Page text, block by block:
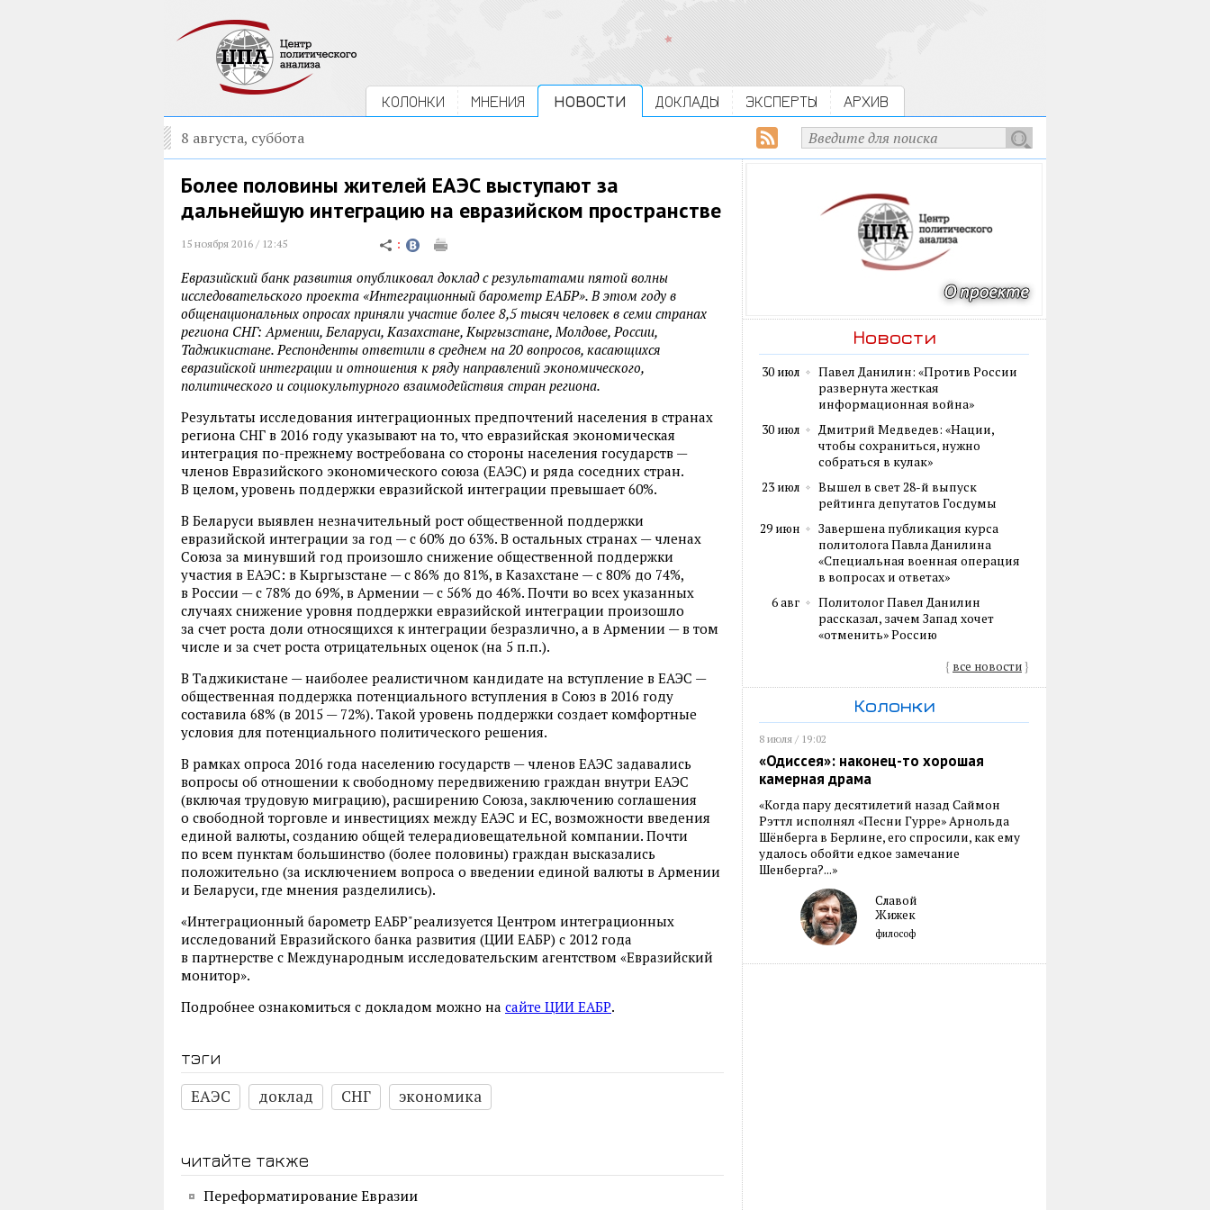
КОЛОНКИ МНЕНИЯ НОВОСТИ ДОКЛАДЫ ЭКСПЕРТЫ АРХИВ
8 августа, суббота
Более половины жителей ЕАЭС выступают за
дальнейшую интеграцию на евразийском пространстве
15 ноября 2016 / 12:45
Евразийский банк развития опубликовал доклад с результатами пятой волны
исследовательского проекта «Интеграционный барометр ЕАБР». В этом году в
общенациональных опросах приняли участие более 8,5 тысяч человек в семи странах
региона СНГ: Армении, Беларуси, Казахстане, Кыргызстане, Молдове, России,
Таджикистане. Респонденты ответили в среднем на 20 вопросов, касающихся
евразийской интеграции и отношения к ряду направлений экономического,
политического и социокультурного взаимодействия стран региона.
Результаты исследования интеграционных предпочтений населения в странах
региона СНГ в 2016 году указывают на то, что евразийская экономическая
интеграция по-прежнему востребована со стороны населения государств —
членов Евразийского экономического союза (ЕАЭС) и ряда соседних стран.
В целом, уровень поддержки евразийской интеграции превышает 60%.
В Беларуси выявлен незначительный рост общественной поддержки
евразийской интеграции за год — с 60% до 63%. В остальных странах — членах
Союза за минувший год произошло снижение общественной поддержки
участия в ЕАЭС: в Кыргызстане — с 86% до 81%, в Казахстане — с 80% до 74%,
в России — с 78% до 69%, в Армении — с 56% до 46%. Почти во всех указанных
случаях снижение уровня поддержки евразийской интеграции произошло
за счет роста доли относящихся к интеграции безразлично, а в Армении — в том
числе и за счет роста отрицательных оценок (на 5 п.п.).
В Таджикистане — наиболее реалистичном кандидате на вступление в ЕАЭС —
общественная поддержка потенциального вступления в Союз в 2016 году
составила 68% (в 2015 — 72%). Такой уровень поддержки создает комфортные
условия для потенциального политического решения.
В рамках опроса 2016 года населению государств — членов ЕАЭС задавались
вопросы об отношении к свободному передвижению граждан внутри ЕАЭС
(включая трудовую миграцию), расширению Союза, заключению соглашения
о свободной торговле и инвестициях между ЕАЭС и ЕС, возможности введения
единой валюты, созданию общей телерадиовещательной компании. Почти
по всем пунктам большинство (более половины) граждан высказались
положительно (за исключением вопроса о введении единой валюты в Армении
и Беларуси, где мнения разделились).
«Интеграционный барометр ЕАБР"реализуется Центром интеграционных
исследований Евразийского банка развития (ЦИИ ЕАБР) с 2012 года
в партнерстве с Международным исследовательским агентством «Евразийский
монитор».
Подробнее ознакомиться с докладом можно на сайте ЦИИ ЕАБР.
тэги
ЕАЭС
доклад СНГ экономика
читайте также
Переформатирование Евразии
Новости
30 июл
Павел Данилин: «Против России
развернута жесткая
информационная война»
30 июл
Дмитрий Медведев: «Нации,
чтобы сохраниться, нужно
собраться в кулак»
23 июл
Вышел в свет 28-й выпуск
рейтинга депутатов Госдумы
29 июн
Завершена публикация курса
политолога Павла Данилина
«Специальная военная операция
в вопросах и ответах»
6 авг
Политолог Павел Данилин
рассказал, зачем Запад хочет
«отменить» Россию
{ все новости}
Колонки
8 июля / 19:02
«Одиссея»: наконец-то хорошая
камерная драма
«Когда пару десятилетий назад Саймон
Рэттл исполнял «Песни Гурре» Арнольда
Шёнберга в Берлине, его спросили, как ему
удалось обойти едкое замечание
Шенберга?...»
Славой
Жижек
философ